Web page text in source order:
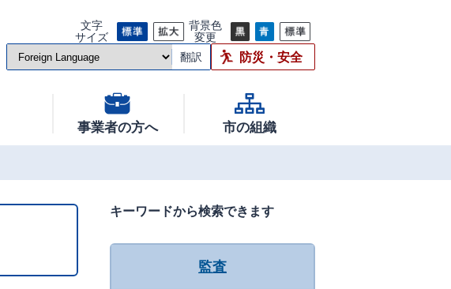
文字
サイズ
背景色
変更
翻訳
防災・安全
事業者の方へ 市の組織
キーワードから検索できます
監査